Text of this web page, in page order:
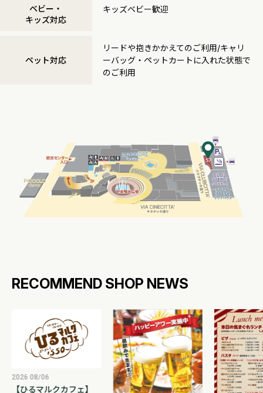
ベビー・
キッズ対応
キッズベビー歓迎
ペット対応
リードや抱きかかえてのご利用/キャリ
ーバッグ・ペットカートに入れた状態で
のご利用
RECOMMEND SHOP NEWS
2026 08/06
【ひるマルクカフェ】